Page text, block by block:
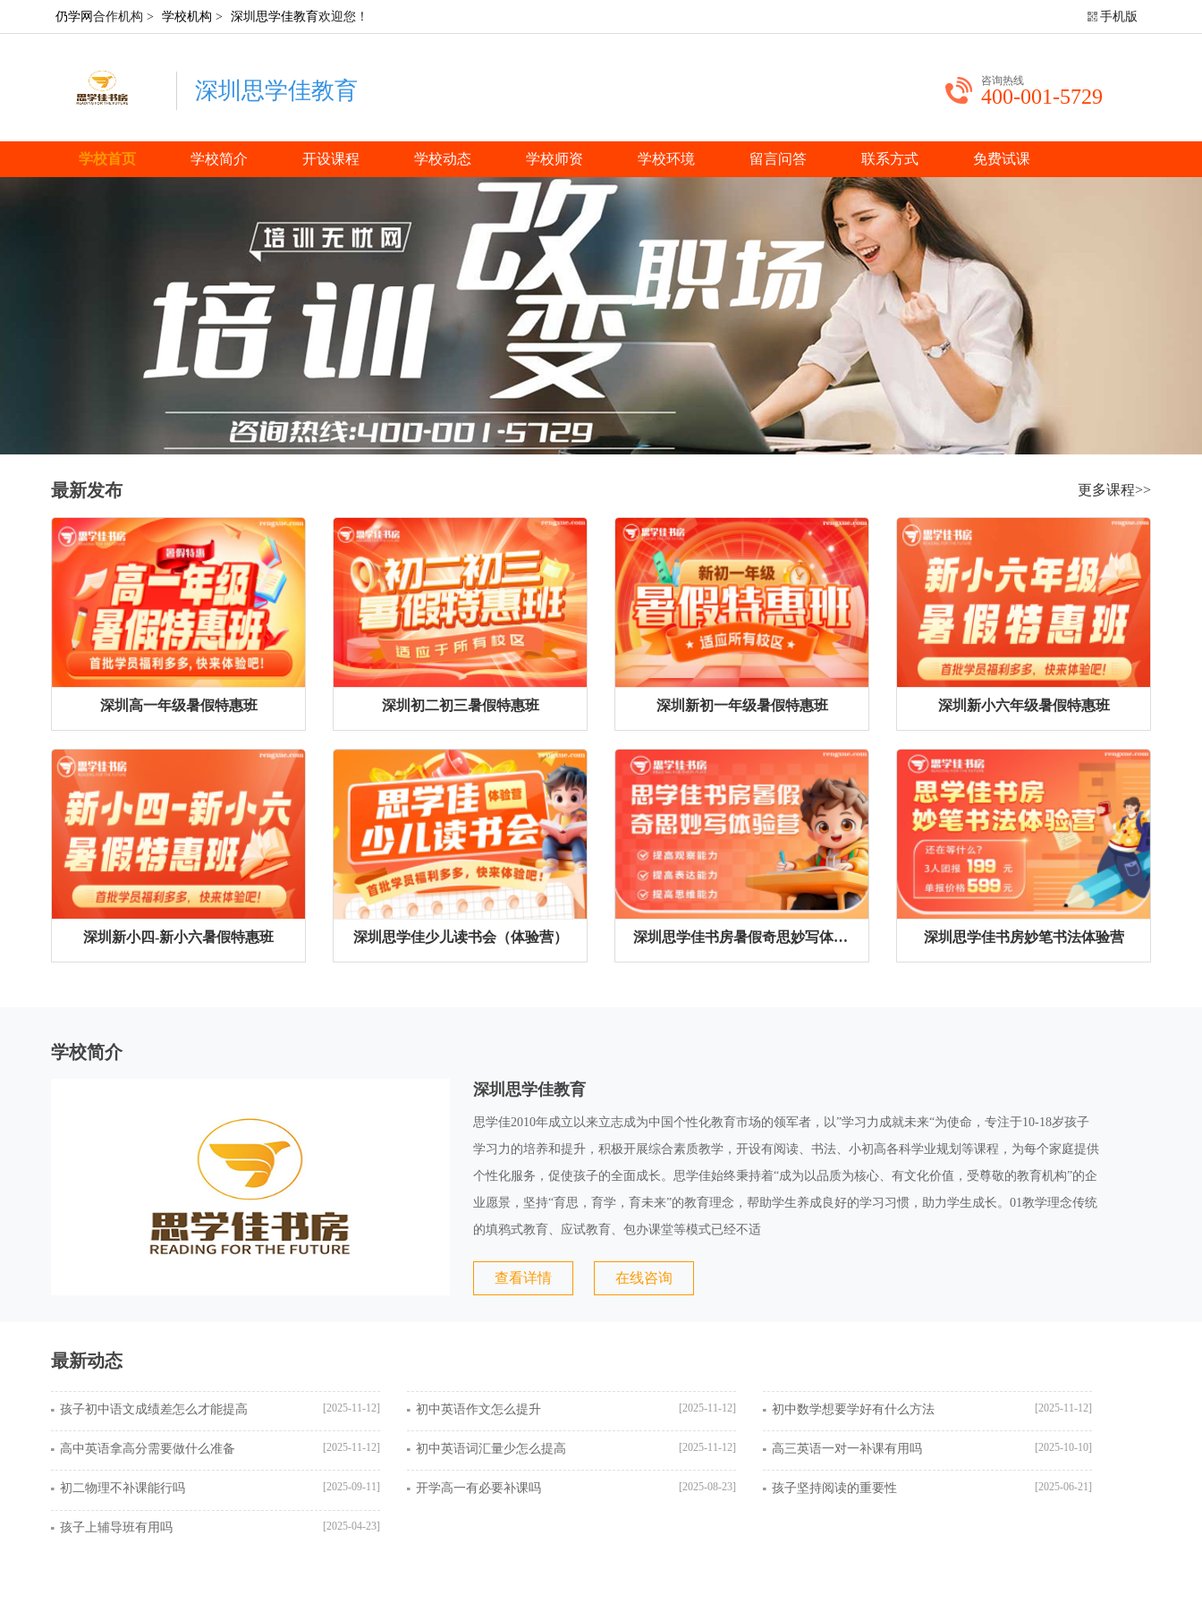
仍学网 合作机构 > 学校机构 > 深圳思学佳教育欢迎您！ 手机版
深圳思学佳教育 咨询热线
400-001-5729
学校首页 学校简介 开设课程 学校动态 学校师资 学校环境 留言问答 联系方式 免费试课
最新发布 更多课程>>
深圳高一年级暑假特惠班 深圳初二初三暑假特惠班 深圳新初一年级暑假特惠班 深圳新小六年级暑假特惠班
深圳新小四-新小六暑假特惠班 深圳思学佳少儿读书会（体验营） 深圳思学佳书房暑假奇思妙写体验营 深圳思学佳书房妙笔书法体验营
学校简介
深圳思学佳教育
思学佳2010年成立以来立志成为中国个性化教育市场的领军者，以”学习力成就未来“为使命，专注于10-18岁孩子
学习力的培养和提升，积极开展综合素质教学，开设有阅读、书法、小初高各科学业规划等课程，为每个家庭提供
个性化服务，促使孩子的全面成长。思学佳始终秉持着“成为以品质为核心、有文化价值，受尊敬的教育机构”的企
业愿景，坚持“育思，育学，育未来”的教育理念，帮助学生养成良好的学习习惯，助力学生成长。01教学理念传统
的填鸦式教育、应试教育、包办课堂等模式已经不适
查看详情 在线咨询
最新动态
孩子初中语文成绩差怎么才能提高 [2025-11-12] 初中英语作文怎么提升 [2025-11-12] 初中数学想要学好有什么方法 [2025-11-12]
高中英语拿高分需要做什么准备 [2025-11-12] 初中英语词汇量少怎么提高 [2025-11-12] 高三英语一对一补课有用吗 [2025-10-10]
初二物理不补课能行吗 [2025-09-11] 开学高一有必要补课吗 [2025-08-23] 孩子坚持阅读的重要性 [2025-06-21]
孩子上辅导班有用吗 [2025-04-23]